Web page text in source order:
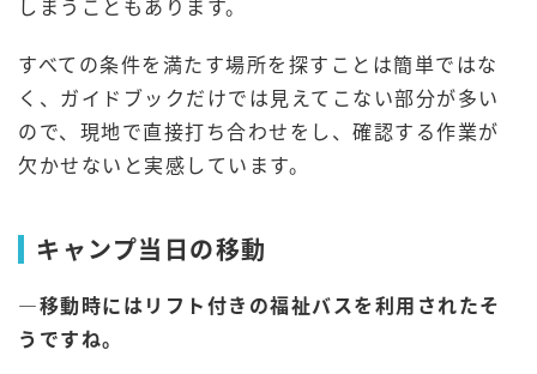
しまうこともあります。
すべての条件を満たす場所を探すことは簡単ではな
く、ガイドブックだけでは見えてこない部分が多い
ので、現地で直接打ち合わせをし、確認する作業が
欠かせないと実感しています。
キャンプ当日の移動
―移動時にはリフト付きの福祉バスを利用されたそ
うですね。